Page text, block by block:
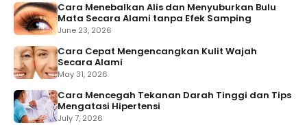
Cara Menebalkan Alis dan Menyuburkan Bulu
Mata Secara Alami tanpa Efek Samping
June 23, 2026
Cara Cepat Mengencangkan Kulit Wajah
Secara Alami
May 31, 2026
Cara Mencegah Tekanan Darah Tinggi dan Tips
Mengatasi Hipertensi
July 7, 2026